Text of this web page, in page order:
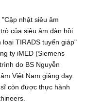
nhật siêu âm
của siêu âm đàn hồi
TIRADS tuyến giáp"
ty iMED (Siemens
do BS Nguyễn
Việt Nam giảng dạy.
còn được thực hành